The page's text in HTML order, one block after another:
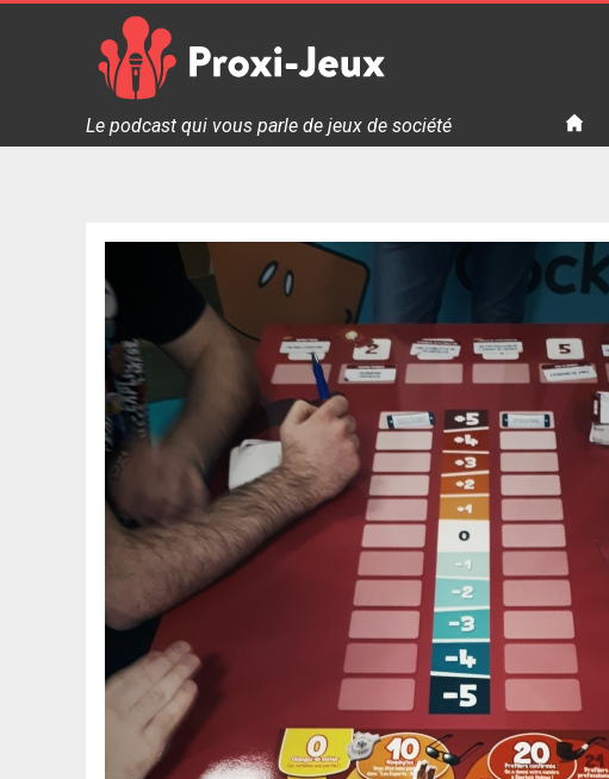
Proxi Jeux - Le podcast qui vous parle de jeux de société
Le podcast qui vous parle de jeux de société